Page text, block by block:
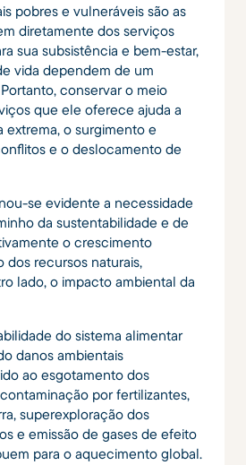
pobres e vulneráveis ​​são as
diretamente dos serviços
sua subsistência e bem-estar,
vida dependem de um
conservar o meio
que ele oferece ajuda a
extrema, o surgimento e
e o deslocamento de
se evidente a necessidade
da sustentabilidade e de
o crescimento
recursos naturais,
lado, o impacto ambiental da
do sistema alimentar
danos ambientais
ao esgotamento dos
por fertilizantes,
superexploração dos
e emissão de gases de efeito
para o aquecimento global.